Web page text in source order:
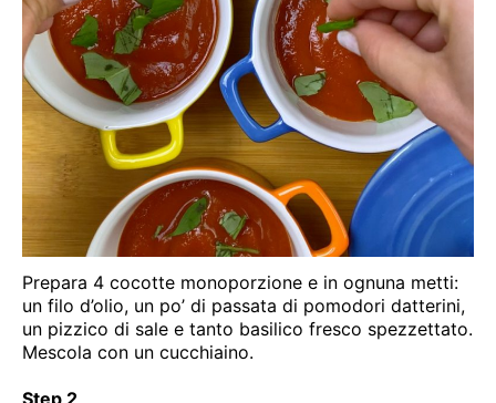
Prepara 4 cocotte monoporzione e in ognuna metti:
un filo d’olio, un po’ di passata di pomodori datterini,
un pizzico di sale e tanto basilico fresco spezzettato.
Mescola con un cucchiaino.
Step 2